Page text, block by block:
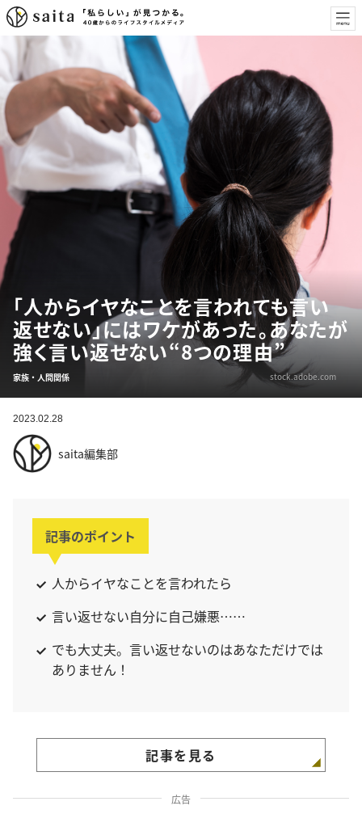
「人からイヤなことを言われても言い
返せない」にはワケがあった。あなたが
強く言い返せない“8つの理由”
家族・人間関係 stock.adobe.com
2023.02.28
saita編集部
記事のポイント
人からイヤなことを言われたら
言い返せない自分に自己嫌悪……
でも大丈夫。言い返せないのはあなただけでは
ありません！
記事を見る
広告